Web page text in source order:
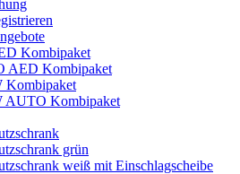
Kombipaket
AED Kombipaket
AUTO Kombipaket
grün
weiß mit Einschlagscheibe